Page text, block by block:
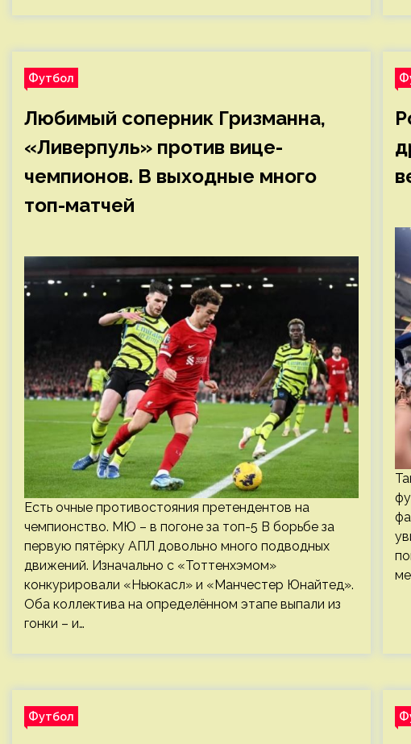
Футбол
Любимый соперник Гризманна,
«Ливерпуль» против вице-
чемпионов. В выходные много
топ-матчей
Есть очные противостояния претендентов на
чемпионство. МЮ – в погоне за топ-5 В борьбе за
первую пятёрку АПЛ довольно много подводных
движений. Изначально с «Тоттенхэмом»
конкурировали «Ньюкасл» и «Манчестер Юнайтед».
Оба коллектива на определённом этапе выпали из
гонки – и…
Футбол